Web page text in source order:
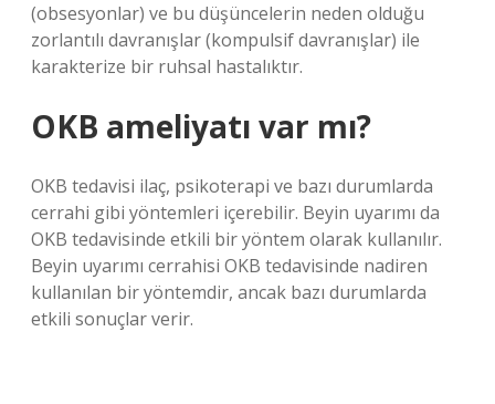
(obsesyonlar) ve bu düşüncelerin neden olduğu
zorlantılı davranışlar (kompulsif davranışlar) ile
karakterize bir ruhsal hastalıktır.
OKB ameliyatı var mı?
OKB tedavisi ilaç, psikoterapi ve bazı durumlarda
cerrahi gibi yöntemleri içerebilir. Beyin uyarımı da
OKB tedavisinde etkili bir yöntem olarak kullanılır.
Beyin uyarımı cerrahisi OKB tedavisinde nadiren
kullanılan bir yöntemdir, ancak bazı durumlarda
etkili sonuçlar verir.